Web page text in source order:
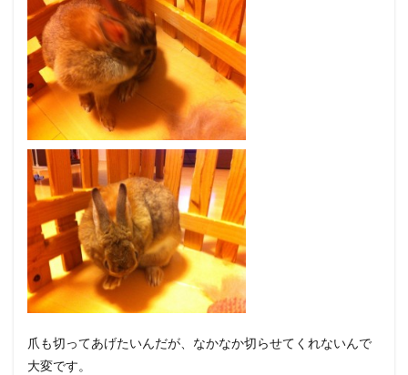
爪も切ってあげたいんだが、なかなか切らせてくれないんで
大変です。